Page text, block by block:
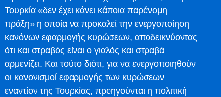
Τουρκία «δεν έχει κάνει κάποια παράνομη
πράξη» η οποία να προκαλεί την ενεργοποίηση
κανόνων εφαρμογής κυρώσεων, αποδεικνύοντας
ότι και στραβός είναι ο γιαλός και στραβά
αρμενίζει. Και τούτο διότι, για να ενεργοποιηθούν
οι κανονισμοί εφαρμογής των κυρώσεων
εναντίον της Τουρκίας, προηγούνται η πολιτική